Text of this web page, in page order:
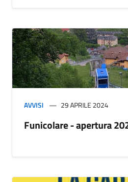
AVVISI 29 APRILE 2024
Funicolare - apertura